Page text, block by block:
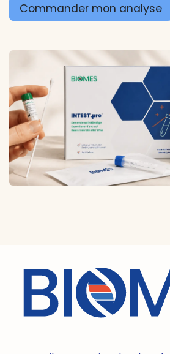
Commander mon analyse